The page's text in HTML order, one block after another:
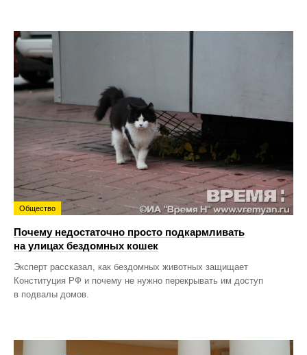
Общество
Почему недостаточно просто подкармливать
на улицах бездомных кошек
Эксперт рассказал, как бездомных животных защищает
Конституция РФ и почему не нужно перекрывать им доступ
в подвалы домов.